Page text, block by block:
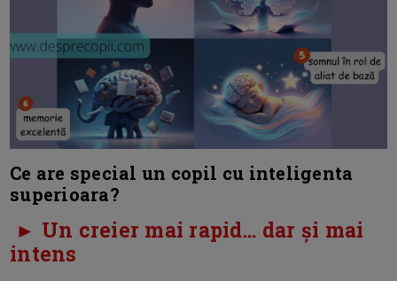
Ce are special un copil cu inteligenta
superioara?
► Un creier mai rapid… dar și mai
intens